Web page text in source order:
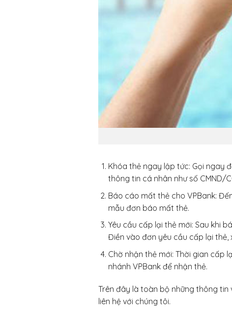
Khóa thẻ ngay lập tức: Gọi ngay
thông tin cá nhân như số CMND/
Báo cáo mất thẻ cho VPBank:
mẫu đơn báo mất thẻ.
Yêu cầu cấp lại thẻ mới: Sau khi
Điền vào đơn yêu cầu cấp lại thẻ,
Chờ nhận thẻ mới: Thời gian cấp
nhánh VPBank để nhận thẻ.
Trên đây là toàn bộ những thông tin
liên hệ với chúng tôi.